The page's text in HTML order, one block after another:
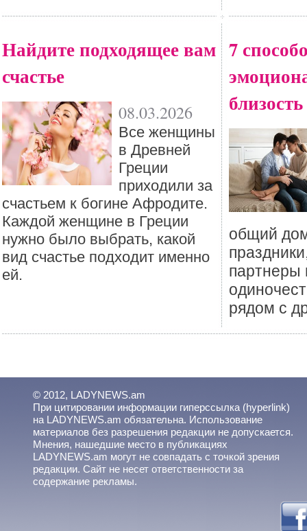
Найдите подходящее вам
счастье
08.03.2026
Все женщины
в Древней
Греции
приходили за
счастьем к богине Афродите.
Каждой женщине в Греции
нужно было выбрать, какой
вид счастье подходит именно
ей.
7
общий
партнеры
рядом с
© 2012, LADYNEWS.am
При цитировании информации гиперссылка (hyperlink)
на LADYNEWS.am обязательна. Использование
материалов без разрешения редакции не допускается.
Мнения, нашедшие место в публикациях
LADYNEWS.am могут не совпадать с точкой зрения
редакции. Сайт не несет ответственности за
содержание рекламы.